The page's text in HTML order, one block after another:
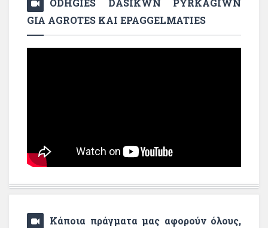
ODHGIES DASIKWN PYRKAGIWN
GIA AGROTES KAI EPAGGELMATIES
Κάποια πράγματα μας αφορούν όλους,